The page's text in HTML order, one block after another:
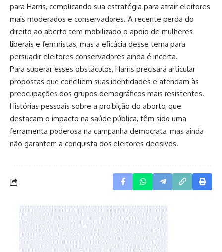
para Harris, complicando sua estratégia para atrair eleitores
mais moderados e conservadores. A recente perda do
direito ao aborto tem mobilizado o apoio de mulheres
liberais e feministas, mas a eficácia desse tema para
persuadir eleitores conservadores ainda é incerta.
Para superar esses obstáculos, Harris precisará articular
propostas que conciliem suas identidades e atendam às
preocupações dos grupos demográficos mais resistentes.
Histórias pessoais sobre a proibição do aborto, que
destacam o impacto na saúde pública, têm sido uma
ferramenta poderosa na campanha democrata, mas ainda
não garantem a conquista dos eleitores decisivos.